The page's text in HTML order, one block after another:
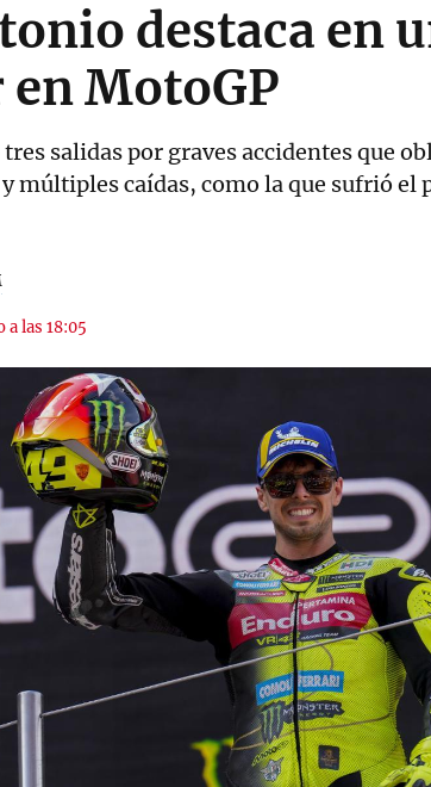
destaca en
MotoGP
salidas por graves accidentes que
múltiples caídas, como la que sufrió el
a las 18:05